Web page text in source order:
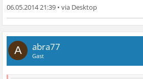
06.05.2014 21:39 •
A abra77
Gast